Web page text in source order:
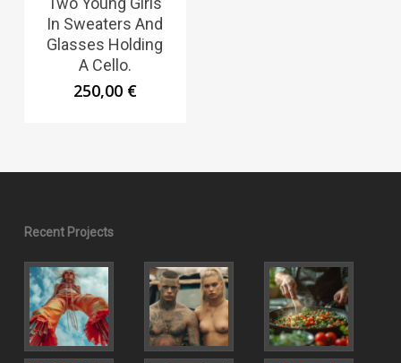
In Sweaters And
Glasses Holding
A Cello.
250,00 €
Recent Projects